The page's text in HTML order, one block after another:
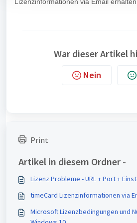
War dieser Artikel
Nein
Print
Artikel in diesem Ordner -
Lizenz Probleme - URL + Port +
timeCard Lizenzinformationen via
Microsoft Lizenzbedingungen und